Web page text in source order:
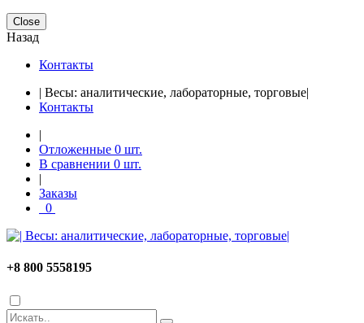
Close
Назад
Контакты
| Весы: аналитические, лабораторные, торговые|
Контакты
|
Отложенные 0 шт.
В сравнении 0 шт.
|
Заказы
0
+8 800 5558195